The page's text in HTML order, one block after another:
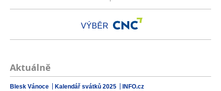
VÝBĚR
Aktuálně
Blesk Vánoce Kalendář svátků 2025 INFO.cz